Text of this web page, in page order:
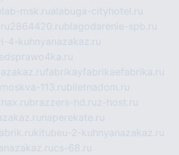
msk.rualabuga-cityhotel.ru
2864420.rublagodarenie-spb.ru
4-kuhnyanazakaz.ru
fabrikayfabrikaefabrika.ru
113.rubiletnadom.ru
brazzers-hd.ruz-host.ru
naperekate.ru
kitubeu-2-kuhnyanazakaz.ru
cs-68.ru